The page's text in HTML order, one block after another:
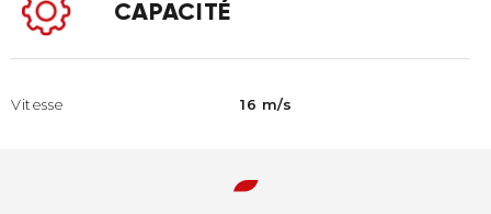
CAPACITÉ
Vitesse 16 m/s